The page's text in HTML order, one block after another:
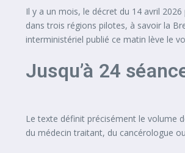
Il y a un mois, le décret du 14 avril
dans trois régions pilotes, à savoir la
interministériel publié ce matin lève le
Jusqu’à 24
Le texte définit précisément le volume
du médecin traitant, du cancérologue